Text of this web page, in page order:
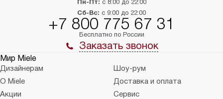
Пн-Пт: с 8:00 до 22:00
Сб-Вс: с 9:00 до 22:00
+7 800 775 67 31
Бесплатно по России
Заказать звонок
Мир Miele
Дизайнерам
Шоу-рум
О Miele
Доставка и оплата
Акции
Сервис